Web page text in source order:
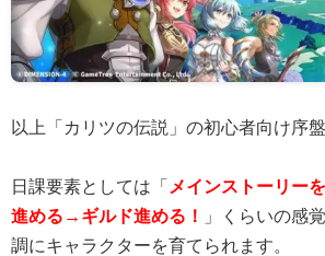
以上「カリツの伝説」の初心者向け序
日課要素としては「 メインストーリー
進める→ギルド進める！
」くらいの感
調にキャラクターを育てられます。